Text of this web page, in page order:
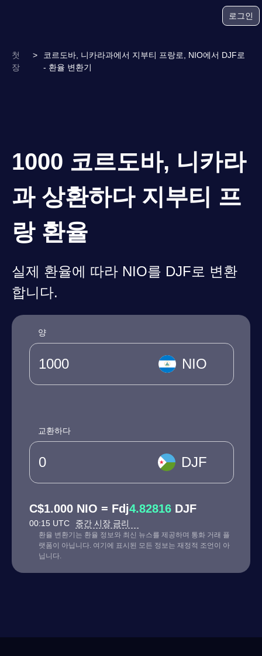
로그인
첫
장
>
코르도바, 니카라과에서 지부티 프랑로, NIO에서 DJF로
- 환율 변환기
1000 코르도바, 니카라
과 상환하다 지부티 프
랑 환율
실제 환율에 따라 NIO를 DJF로 변환
합니다.
양
NIO
교환하다
DJF
C$1.000 NIO = Fdj4.82816 DJF
00:15 UTC 중간 시장 금리
환율 변환기는 환율 정보와 최신 뉴스를 제공하며 통화 거래 플
랫폼이 아닙니다. 여기에 표시된 모든 정보는 재정적 조언이 아
닙니다.